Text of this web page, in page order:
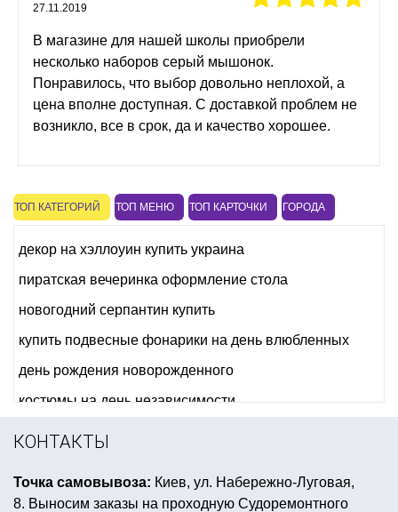
27.11.2019
В магазине для нашей школы приобрели
несколько наборов серый мышонок.
Понравилось, что выбор довольно неплохой, а
цена вполне доступная. С доставкой проблем не
возникло, все в срок, да и качество хорошее.
ТОП КАТЕГОРИЙ ТОП МЕНЮ ТОП КАРТОЧКИ ГОРОДА
декор на хэллоуин купить украина
пиратская вечеринка оформление стола
новогодний серпантин купить
купить подвесные фонарики на день влюбленных
день рождения новорожденного
костюмы на день независимости
костюмы супергероев для детей
КОНТАКТЫ
Точка самовывоза: Киев, ул. Набережно-Луговая,
8. Выносим заказы на проходную Судоремонтного